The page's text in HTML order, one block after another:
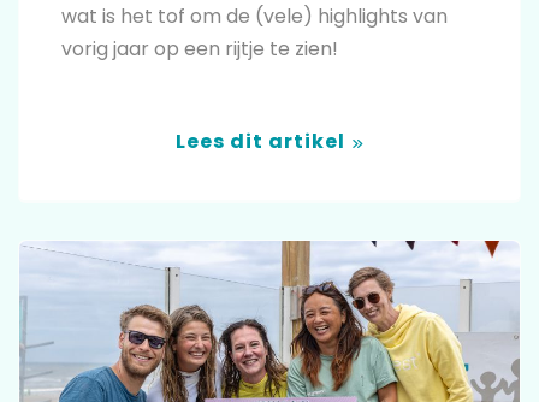
wat is het tof om de (vele) highlights van
vorig jaar op een rijtje te zien!
Lees dit artikel